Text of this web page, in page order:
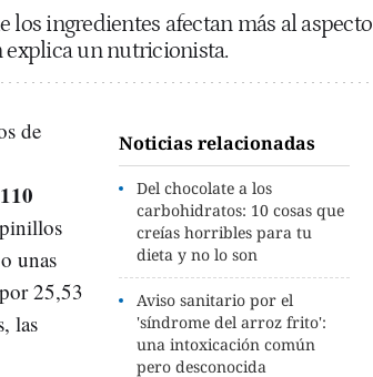
los ingredientes afectan más al aspecto
explica un nutricionista.
Noticias relacionadas
Del chocolate a los
carbohidratos: 10 cosas que
creías horribles para tu
dieta y no lo son
Aviso sanitario por el
'síndrome del arroz frito':
una intoxicación común
pero desconocida
de
unas
25,53
las